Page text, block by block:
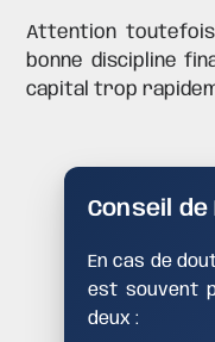
Attention
bonne discipline
capital trop
Conseil
En cas de
est souvent
deux :